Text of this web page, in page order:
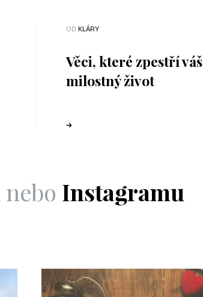
OD KLÁRY
Věci, které zpestří váš
milostný život
nebo Instagramu